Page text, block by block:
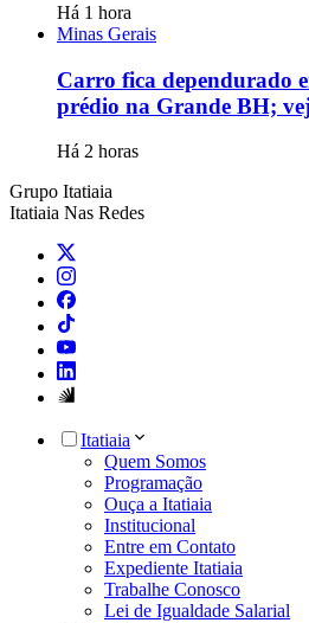
Há 1 hora
Minas Gerais
Carro fica dependurado
prédio na Grande BH;
Há 2 horas
Grupo Itatiaia
Itatiaia Nas Redes
Itatiaia
Quem Somos
Programação
Ouça a Itatiaia
Institucional
Entre em Contato
Expediente Itatiaia
Trabalhe Conosco
Lei de Igualdade Salarial